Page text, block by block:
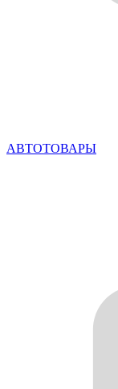
АВТОТОВАРЫ